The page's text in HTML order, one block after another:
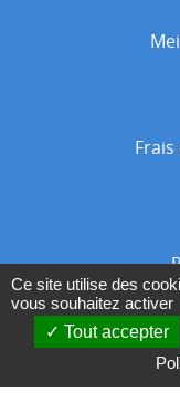
Ce site utilise des
vous souhaitez activer
Tout accepter